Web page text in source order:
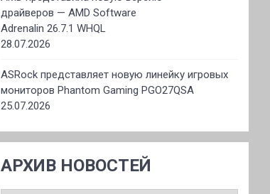
драйверов — AMD Software
Adrenalin 26.7.1 WHQL
28.07.2026
ASRock представляет новую линейку игровых
мониторов Phantom Gaming PGO27QSA
25.07.2026
АРХИВ НОВОСТЕЙ